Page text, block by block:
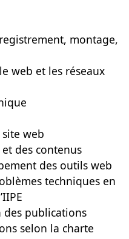
montage,
web et les réseaux
web
des contenus
des outils web
techniques en
publications
selon la charte